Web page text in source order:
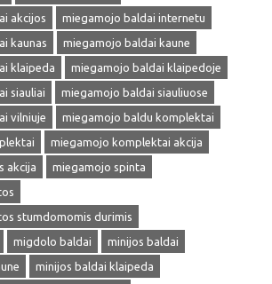
akcijos
miegamojo baldai internetu
kaunas
miegamojo baldai kaune
klaipeda
miegamojo baldai klaipedoje
siauliai
miegamojo baldai siauliuose
vilniuje
miegamojo baldu komplektai
miegamojo komplektai akcija
akcija
miegamojo spinta
stumdomomis durimis
migdolo baldai
minijos baldai
minijos baldai klaipeda